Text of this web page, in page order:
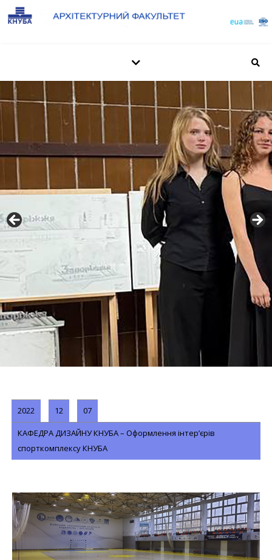
2022 12 07
КАФЕДРА ДИЗАЙНУ КНУБА – Оформлення інтер’єрів
спорткомплексу КНУБА